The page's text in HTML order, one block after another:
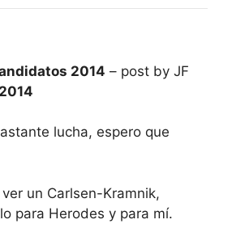
2014 – post by JF
lucha, espero que
un Carlsen-Kramnik,
para Herodes y para mí.